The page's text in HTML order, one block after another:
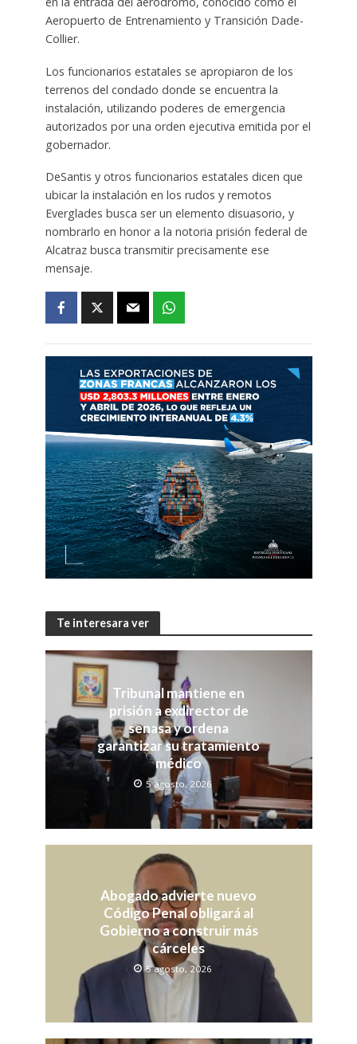
Aeropuerto de Entrenamiento y Transición Dade-
Collier.
Los funcionarios estatales se apropiaron de los
terrenos del condado donde se encuentra la
instalación, utilizando poderes de emergencia
autorizados por una orden ejecutiva emitida por el
gobernador.
DeSantis y otros funcionarios estatales dicen que
ubicar la instalación en los rudos y remotos
Everglades busca ser un elemento disuasorio, y
nombrarlo en honor a la notoria prisión federal de
Alcatraz busca transmitir precisamente ese
mensaje.
Te interesara ver
Tribunal mantiene en
prisión a exdirector de
senasa y ordena
garantizar su tratamiento
médico
5 agosto, 2026
Abogado advierte nuevo
Código Penal obligará al
Gobierno a construir más
cárceles
5 agosto, 2026